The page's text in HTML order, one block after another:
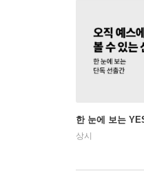
한 눈에 보는
상시